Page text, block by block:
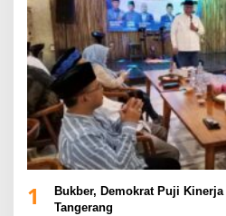
1
Bukber, Demokrat Puji
Tangerang